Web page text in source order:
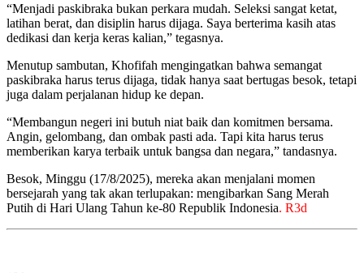
“Menjadi paskibraka bukan perkara mudah. Seleksi sangat ketat,
latihan berat, dan disiplin harus dijaga. Saya berterima kasih atas
dedikasi dan kerja keras kalian,” tegasnya.
Menutup sambutan, Khofifah mengingatkan bahwa semangat
paskibraka harus terus dijaga, tidak hanya saat bertugas besok, tetapi
juga dalam perjalanan hidup ke depan.
“Membangun negeri ini butuh niat baik dan komitmen bersama.
Angin, gelombang, dan ombak pasti ada. Tapi kita harus terus
memberikan karya terbaik untuk bangsa dan negara,” tandasnya.
Besok, Minggu (17/8/2025), mereka akan menjalani momen
bersejarah yang tak akan terlupakan: mengibarkan Sang Merah
Putih di Hari Ulang Tahun ke-80 Republik Indonesia. R3d